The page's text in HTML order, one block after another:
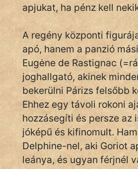
ÉLETMÓD
MAGYARSÁG
És
TÖRTÉNELEM
Népszerű szerzőink:
cinege
fantom
Hunor
apjukat, ha pénz kell
A regény központi
apó, hanem a panzió
Eugėne de Rastignac
joghallgató, akinek
bekerülni Párizs felsőbb
Ehhez egy távoli rokoni
hozzásegíti és persze az
jóképű és kifinomult.
Delphine-nel, aki Goriot
leánya, és ugyan férjnél